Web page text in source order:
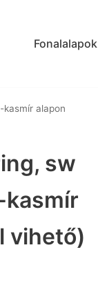
Fonalalapok
kasmír alapon
sw
vihető)